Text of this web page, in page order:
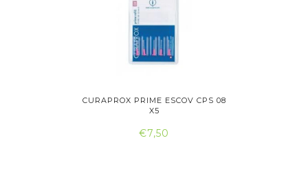
CURAPROX PRIME ESCOV CPS 08
X5
€7,50